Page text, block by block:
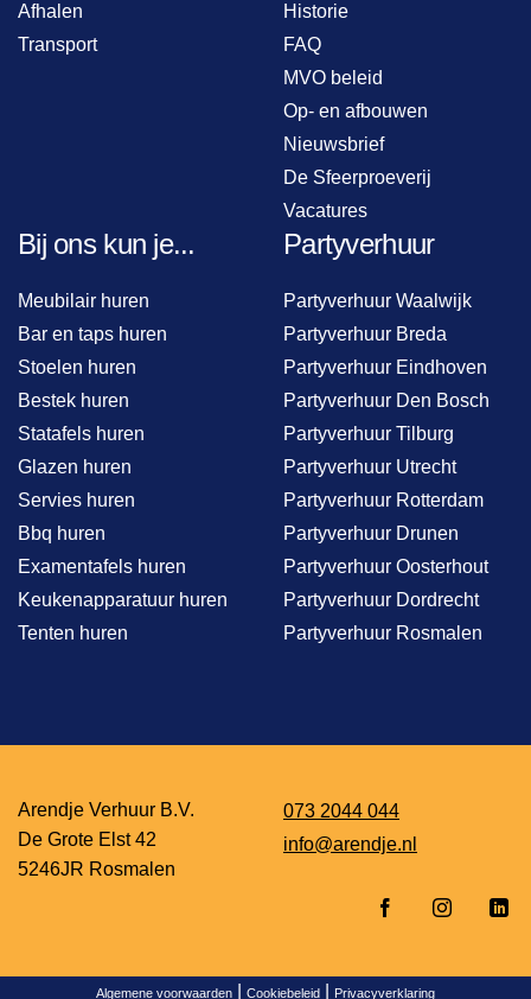
Afhalen
Transport
Historie
FAQ
MVO beleid
Op- en afbouwen
Nieuwsbrief
De Sfeerproeverij
Vacatures
Bij ons kun je...
Meubilair huren
Bar en taps huren
Stoelen huren
Bestek huren
Statafels huren
Glazen huren
Servies huren
Bbq huren
Examentafels huren
Keukenapparatuur huren
Tenten huren
Partyverhuur
Partyverhuur Waalwijk
Partyverhuur Breda
Partyverhuur Eindhoven
Partyverhuur Den Bosch
Partyverhuur Tilburg
Partyverhuur Utrecht
Partyverhuur Rotterdam
Partyverhuur Drunen
Partyverhuur Oosterhout
Partyverhuur Dordrecht
Partyverhuur Rosmalen
Arendje Verhuur B.V.
De Grote Elst 42
5246JR Rosmalen
073 2044 044
info@arendje.nl
Algemene voorwaarden Cookiebeleid Privacyverklaring